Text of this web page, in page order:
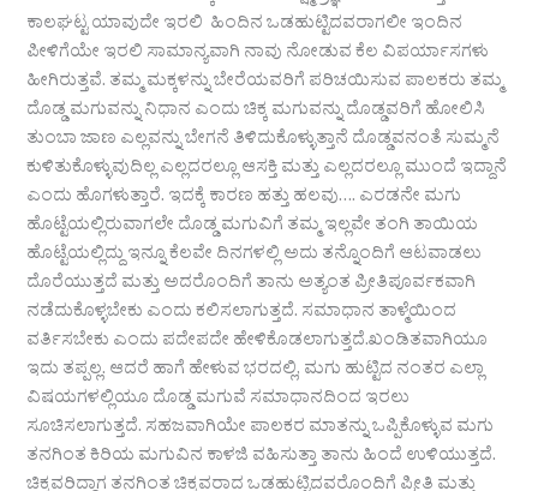
ಕಾಲಘಟ್ಟ ಯಾವುದೇ ಇರಲಿ ಹಿಂದಿನ ಒಡಹುಟ್ಟಿದವರಾಗಲೀ ಇಂದಿನ
ಪೀಳಿಗೆಯೇ ಇರಲಿ ಸಾಮಾನ್ಯವಾಗಿ ನಾವು ನೋಡುವ ಕೆಲ ವಿಪರ್ಯಾಸಗಳು
ಹೀಗಿರುತ್ತವೆ. ತಮ್ಮ ಮಕ್ಕಳನ್ನು ಬೇರೆಯವರಿಗೆ ಪರಿಚಯಿಸುವ ಪಾಲಕರು ತಮ್ಮ
ದೊಡ್ಡ ಮಗುವನ್ನು ನಿಧಾನ ಎಂದು ಚಿಕ್ಕ ಮಗುವನ್ನು ದೊಡ್ಡವರಿಗೆ ಹೋಲಿಸಿ
ತುಂಬಾ ಜಾಣ ಎಲ್ಲವನ್ನು ಬೇಗನೆ ತಿಳಿದುಕೊಳ್ಳುತ್ತಾನೆ ದೊಡ್ಡವನಂತೆ ಸುಮ್ಮನೆ
ಕುಳಿತುಕೊಳ್ಳುವುದಿಲ್ಲ ಎಲ್ಲದರಲ್ಲೂ ಆಸಕ್ತಿ ಮತ್ತು ಎಲ್ಲದರಲ್ಲೂ ಮುಂದೆ ಇದ್ದಾನೆ
ಎಂದು ಹೊಗಳುತ್ತಾರೆ. ಇದಕ್ಕೆ ಕಾರಣ ಹತ್ತು ಹಲವು…. ಎರಡನೇ ಮಗು
ಹೊಟ್ಟೆಯಲ್ಲಿರುವಾಗಲೇ ದೊಡ್ಡ ಮಗುವಿಗೆ ತಮ್ಮ ಇಲ್ಲವೇ ತಂಗಿ ತಾಯಿಯ
ಹೊಟ್ಟೆಯಲ್ಲಿದ್ದು ಇನ್ನೂ ಕೆಲವೇ ದಿನಗಳಲ್ಲಿ ಅದು ತನ್ನೊಂದಿಗೆ ಆಟವಾಡಲು
ದೊರೆಯುತ್ತದೆ ಮತ್ತು ಅದರೊಂದಿಗೆ ತಾನು ಅತ್ಯಂತ ಪ್ರೀತಿಪೂರ್ವಕವಾಗಿ
ನಡೆದುಕೊಳ್ಳಬೇಕು ಎಂದು ಕಲಿಸಲಾಗುತ್ತದೆ. ಸಮಾಧಾನ ತಾಳ್ಮೆಯಿಂದ
ವರ್ತಿಸಬೇಕು ಎಂದು ಪದೇಪದೇ ಹೇಳಿಕೊಡಲಾಗುತ್ತದೆ.ಖಂಡಿತವಾಗಿಯೂ
ಇದು ತಪ್ಪಲ್ಲ. ಆದರೆ ಹಾಗೆ ಹೇಳುವ ಭರದಲ್ಲಿ, ಮಗು ಹುಟ್ಟಿದ ನಂತರ ಎಲ್ಲಾ
ವಿಷಯಗಳಲ್ಲಿಯೂ ದೊಡ್ಡ ಮಗುವೆ ಸಮಾಧಾನದಿಂದ ಇರಲು
ಸೂಚಿಸಲಾಗುತ್ತದೆ. ಸಹಜವಾಗಿಯೇ ಪಾಲಕರ ಮಾತನ್ನು ಒಪ್ಪಿಕೊಳ್ಳುವ ಮಗು
ತನಗಿಂತ ಕಿರಿಯ ಮಗುವಿನ ಕಾಳಜಿ ವಹಿಸುತ್ತಾ ತಾನು ಹಿಂದೆ ಉಳಿಯುತ್ತದೆ.